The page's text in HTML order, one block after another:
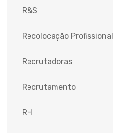
R&S
Recolocação Profissional
Recrutadoras
Recrutamento
RH